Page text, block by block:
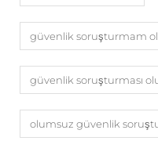
güvenlik soruşturmam
güvenlik soruşturması
olumsuz güvenlik